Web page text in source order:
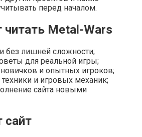
перед началом.
читать Metal-Wars
без лишней сложности;
для реальной игры;
и опытных игроков;
техники и игровых механик;
сайта новыми
сайт